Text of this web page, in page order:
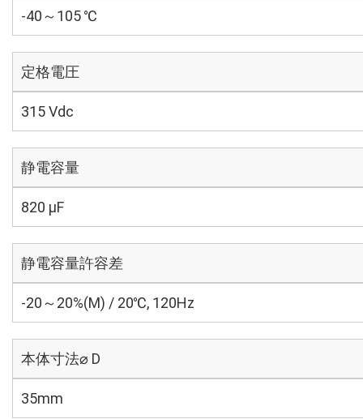
-40～105 ℃
定格電圧
315 Vdc
静電容量
820 µF
静電容量許容差
-20～20%(M) / 20℃, 120Hz
本体寸法⌀ D
35mm